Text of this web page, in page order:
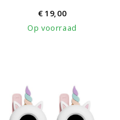
€19,00
Op voorraad